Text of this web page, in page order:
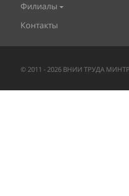
Филиалы
Контакты
© 2011 -2026 ВНИИ ТРУДА